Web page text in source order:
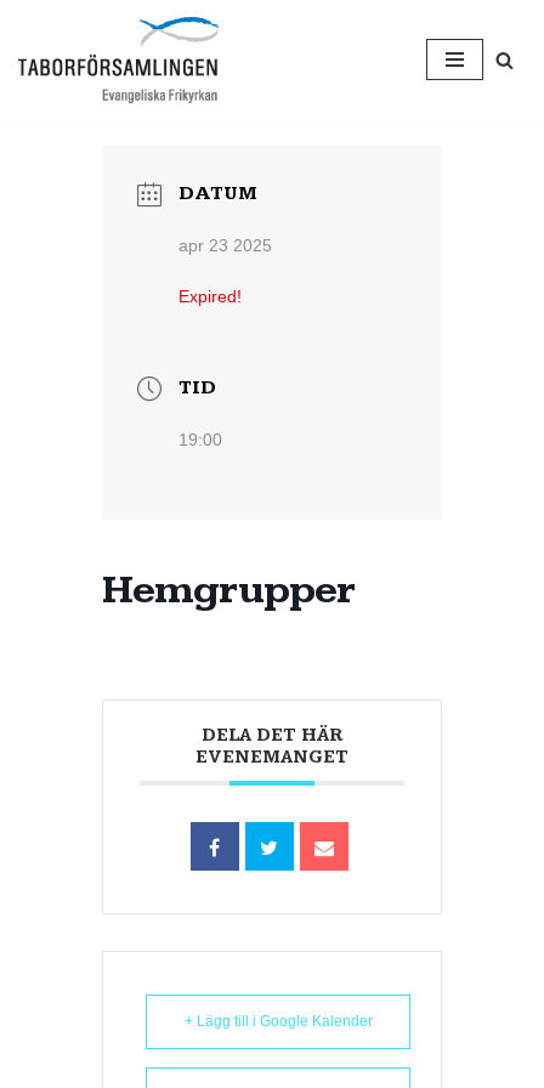
Hoppa
DATUM
apr 23 2025
Expired!
TID
19:00
Hemgrupper
DELA DET HÄR
EVENEMANGET
+ Lägg till i Google Kalender